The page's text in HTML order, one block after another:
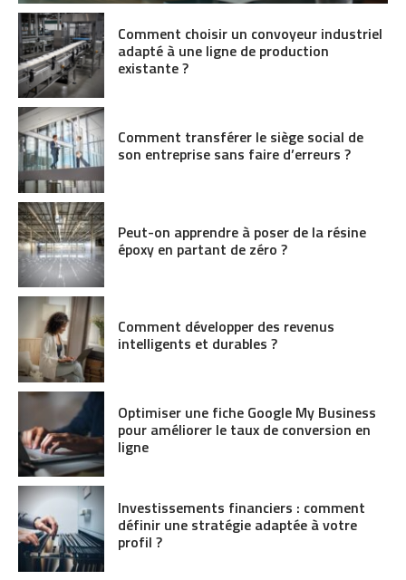
Comment choisir un convoyeur industriel
adapté à une ligne de production
existante ?
Comment transférer le siège social de
son entreprise sans faire d’erreurs ?
Peut-on apprendre à poser de la résine
époxy en partant de zéro ?
Comment développer des revenus
intelligents et durables ?
Optimiser une fiche Google My Business
pour améliorer le taux de conversion en
ligne
Investissements financiers : comment
définir une stratégie adaptée à votre
profil ?